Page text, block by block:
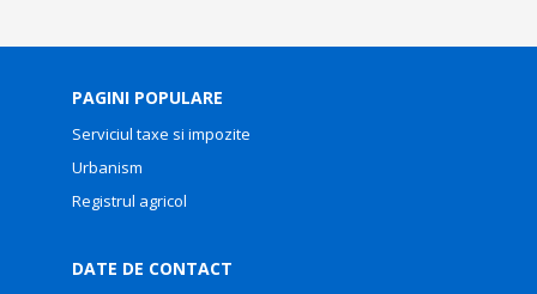
PAGINI POPULARE
Serviciul taxe si impozite
Urbanism
Registrul agricol
DATE DE CONTACT